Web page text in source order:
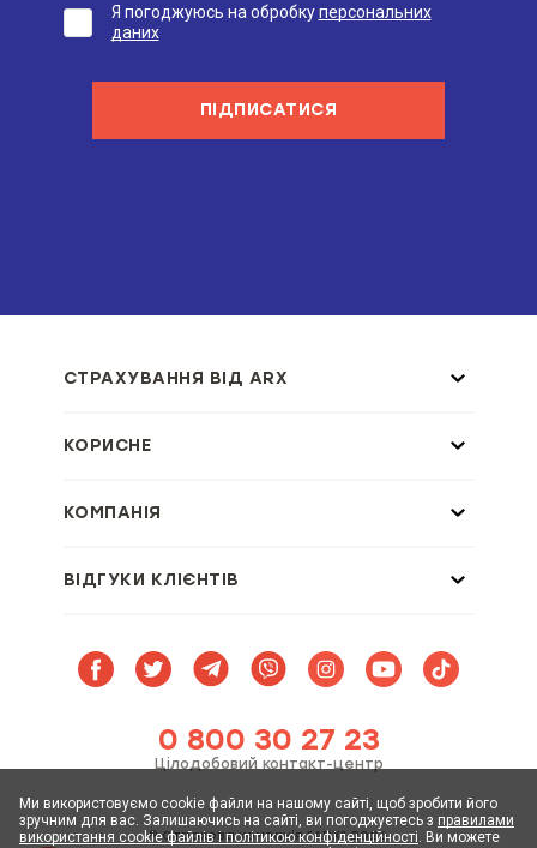
Ми використовуємо cookie файли на нашому сайті, щоб зробити його
зручним для вас. Залишаючись на сайті, ви погоджуєтесь з правилами
використання cookie файлів і політикою конфіденційності. Ви можете
Я погоджуюсь на обробкуперсональних
даних
ПІДПИСАТИСЯ
СТРАХУВАННЯ ВІД ARX
КОРИСНЕ
КОМПАНІЯ
ВІДГУКИ КЛІЄНТІВ
© Страхова компанія "АRX" 2026
0 800 30 27 23
Цілодобовий контакт-центр